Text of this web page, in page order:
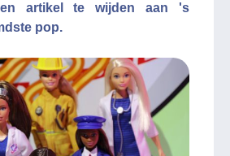
artikel te wijden aan 's
pop.